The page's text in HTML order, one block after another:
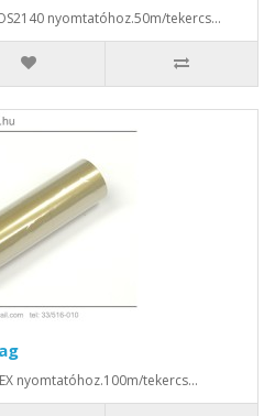
nyomtatóhoz.50m/tekercs...
nyomtatóhoz.100m/tekercs...